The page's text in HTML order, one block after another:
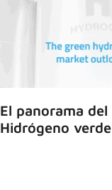
El panorama del
Hidrógeno verde